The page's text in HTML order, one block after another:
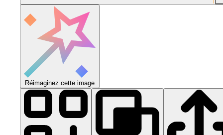
Réimaginez cette image